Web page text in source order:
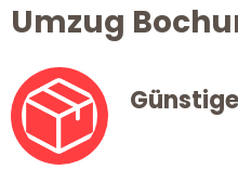
Umzug